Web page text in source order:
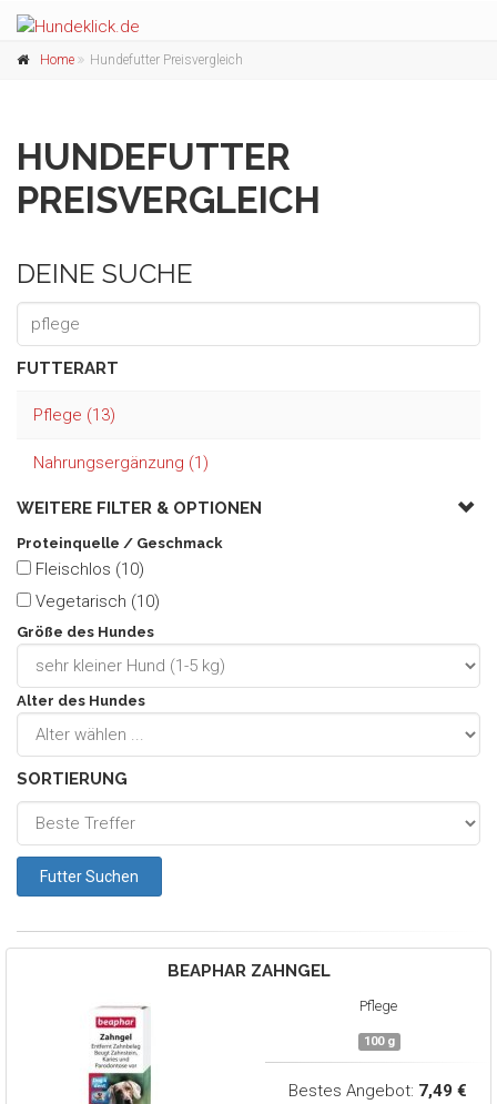
Home Hundefutter Preisvergleich
HUNDEFUTTER
PREISVERGLEICH
DEINE SUCHE
FUTTERART
Pflege (13)
Nahrungsergänzung (1)
WEITERE FILTER & OPTIONEN
Proteinquelle / Geschmack
Fleischlos (10)
Vegetarisch (10)
Größe des Hundes
Alter des Hundes
SORTIERUNG
BEAPHARZAHNGEL
Pflege
100 g
Bestes Angebot: 7,49 €